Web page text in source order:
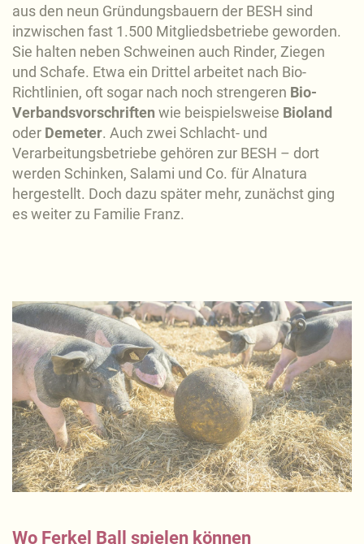
aus den neun Gründungsbauern der BESH sind
inzwischen fast 1.500 Mitgliedsbetriebe geworden.
Sie halten neben Schweinen auch Rinder, Ziegen
und Schafe. Etwa ein Drittel arbeitet nach Bio-
Richtlinien, oft sogar nach noch strengeren Bio-
Verbandsvorschriften wie beispielsweise Bioland
oder Demeter. Auch zwei Schlacht- und
Verarbeitungsbetriebe gehören zur BESH – dort
werden Schinken, Salami und Co. für Alnatura
hergestellt. Doch dazu später mehr, zunächst ging
es weiter zu Familie Franz.
Wo Ferkel Ball spielen können